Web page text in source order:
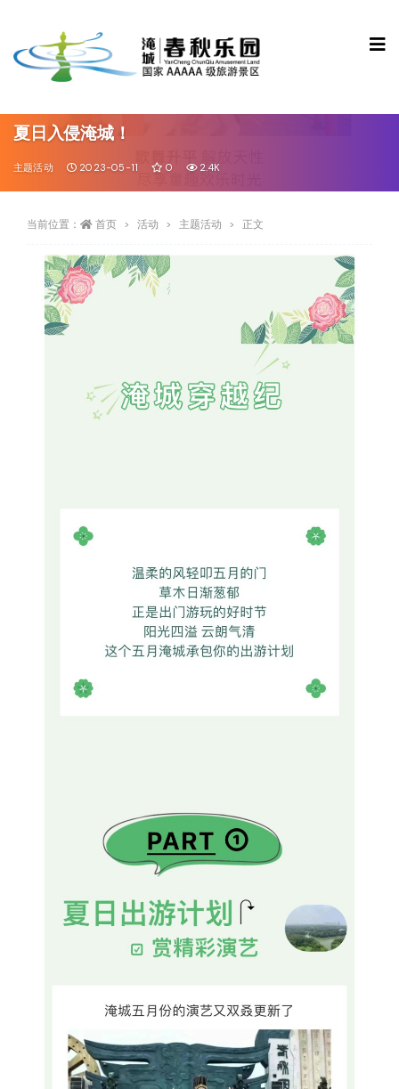
夏日入侵淹城！
主题活动 2023-05-11 0 2.4K
当前位置： 首页 活动 主题活动 正文